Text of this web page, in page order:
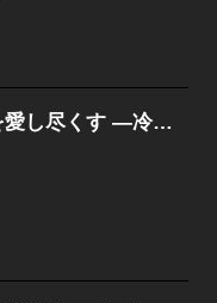
あなたのすべてを愛し尽くす ―冷徹仮面エリートの甘美な渇愛―